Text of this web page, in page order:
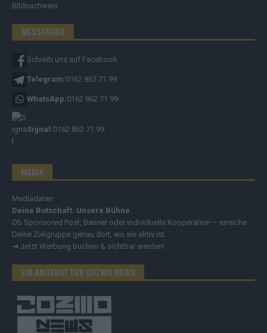
Bildnachweis
MESSENGER
Schreib uns auf Facebook
Telegram:0162 862 71 99
WhatsApp:0162 862 71 99
Signal:0162 862 71 99
MEDIA
Mediadaten
Deine Botschaft. Unsere Bühne.
Ob Sponsored Post, Banner oder individuelle Kooperation – erreiche
Deine Zielgruppe genau dort, wo sie aktiv ist.
➔ Jetzt Werbung buchen & sichtbar werden!
EIN ANGEBOT DER COZMO NEWS